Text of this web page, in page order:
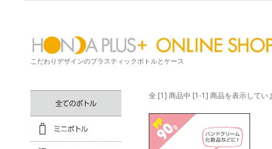
こだわりデザインのプラスティックボトルとケース
全 [1] 商品中 [1-1] 商品を表示してい